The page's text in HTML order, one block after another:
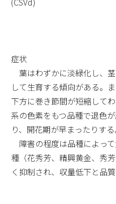
症状
葉はわずかに淡緑化し、
して生育する傾向がある。
下方に巻き節間が短縮して
系の色素をもつ品種で退色
り、開花期が早まったりする
障害の程度は品種によっ
種（花秀芳、精興黄金、秀
く抑制され、収量低下と品